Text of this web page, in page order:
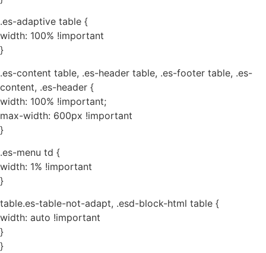
.es-adaptive table {
width: 100% !important
}
.es-content table, .es-header table, .es-footer table, .es-
content, .es-header {
width: 100% !important;
max-width: 600px !important
}
.es-menu td {
width: 1% !important
}
table.es-table-not-adapt, .esd-block-html table {
width: auto !important
}
}